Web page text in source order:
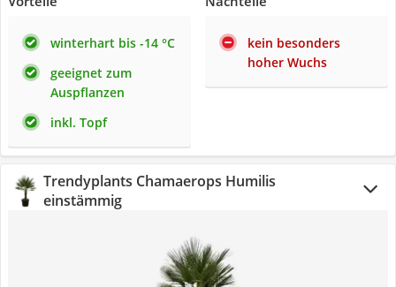
winterhart bis -14 °C
geeignet zum
Auspflanzen
inkl. Topf
kein besonders
hoher Wuchs
Trendyplants Chamaerops Humilis
einstämmig